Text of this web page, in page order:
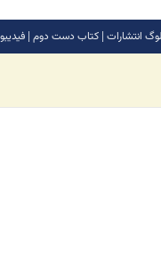
انتشارات | کتاب دست دوم | فیدیبو